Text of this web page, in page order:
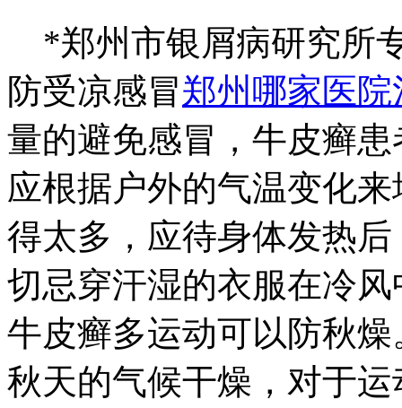
*郑州市银屑病研究所
防受凉感冒郑州哪家医
量的避免感冒，牛皮癣
应根据户外的气温变化
得太多，应待身体发热
切忌穿汗湿的衣服在冷
牛皮癣多运动可以防秋
秋天的气候干燥，对于